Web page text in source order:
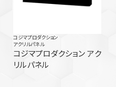
コジマプロダクション
アクリルパネル
コジマプロダクション アク
リルパネル